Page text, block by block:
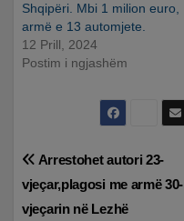
Shqipëri. Mbi 1 milion euro,
armë e 13 automjete.
12 Prill, 2024
Postim i ngjashëm
Lëvizje
te
Arrestohet autori 23-
vjeçar,plagosi me armë 30-
vjeçarin në Lezhë